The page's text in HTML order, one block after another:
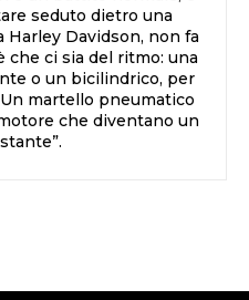
seduto dietro una
Harley Davidson, non fa
che ci sia del ritmo: una
o un bicilindrico, per
martello pneumatico
che diventano un